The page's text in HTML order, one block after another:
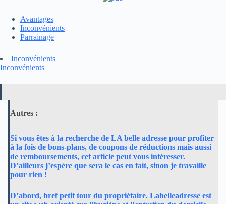
Avantages
Inconvénients
Parrainage
Inconvénients
Inconvénients
Autres :
Si vous êtes à la recherche de LA belle adresse pour profiter
à la fois de bons-plans, de coupons de réductions mais aussi
de remboursements, cet article peut vous intéresser.
D’ailleurs j’espère que sera le cas en fait, sinon je travaille
pour rien !
D’abord, bref petit tour du propriétaire. Labelleadresse est